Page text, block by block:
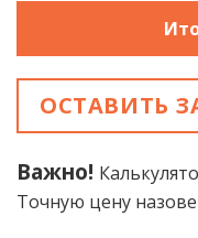
ОСТАВИТЬ
Важно!
Точную цену